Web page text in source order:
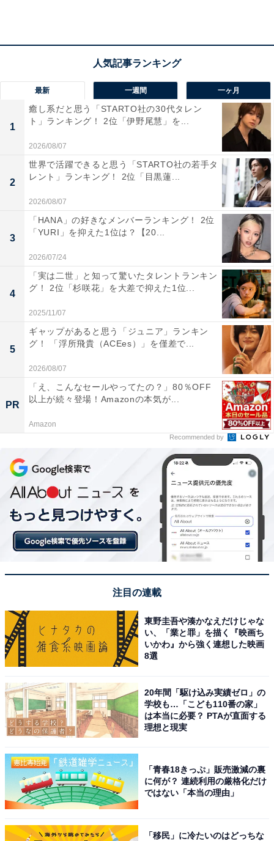
2位は「韓国」です。韓国も11月1日から観光、ビジネス
目的での入国が可能となり、ビザなしで90日間まで滞在
できます。入国の際も入国前PCR陰性証明書の提出は不
要で、予防接種の有無を問わず隔離義務もありません。
韓国に入国する際には電子渡航認証システム「K-ETA」
の登録が必須、検疫情報入力システム「Q-CODE」に事
前登録することが推奨されています。
日本への帰国時には3回のワクチン接種が完了していれ
ば「接種証明書」、未接種であれば出国前72時間以内に
受けた検査の「陰性証明書」が必要です。
日本から、飛行機で2時間ほどで行ける韓国。週末を利
用して、韓国料理やコスメなどのショッピングを楽しみ
たい人も多いのではないでしょうか。
第1位：「ハワイ」23人
選ばれました。日本からの直行便でハワイに入国する際
最新 一週間 一ヶ月
1
癒し系だと思う「STARTO社の30代タレン
ト」ランキング！ 2位「伊野尾慧」を...
2026/08/07
2
世界で活躍できると思う「STARTO社の若手タ
レント」ランキング！ 2位「目黒蓮...
2026/08/07
3
「HANA」の好きなメンバーランキング！ 2位
「YURI」を抑えた1位は？【20...
2026/07/24
4
「実は二世」と知って驚いたタレントランキン
グ！ 2位「杉咲花」を大差で抑えた1位...
2025/11/07
5
ギャップがあると思う「ジュニア」ランキン
グ！ 「浮所飛貴（ACEes）」を僅差で...
2026/08/07
PR
「え、こんなセールやってたの？」80％OFF
以上が続々登場！Amazonの本気が...
Amazon
Recommended by
注目の連載
東野圭吾や湊かなえだけじゃな
い、「業と罪」を描く『映画ち
いかわ』から強く連想した映画
8選
20年間「駆け込み実績ゼロ」の
学校も…「こども110番の家」
は本当に必要？ PTAが直面する
理想と現実
「青春18きっぷ」販売激減の裏
に何が？ 連続利用の厳格化だけ
ではない「本当の理由」
「移民」に冷たいのはどっちな